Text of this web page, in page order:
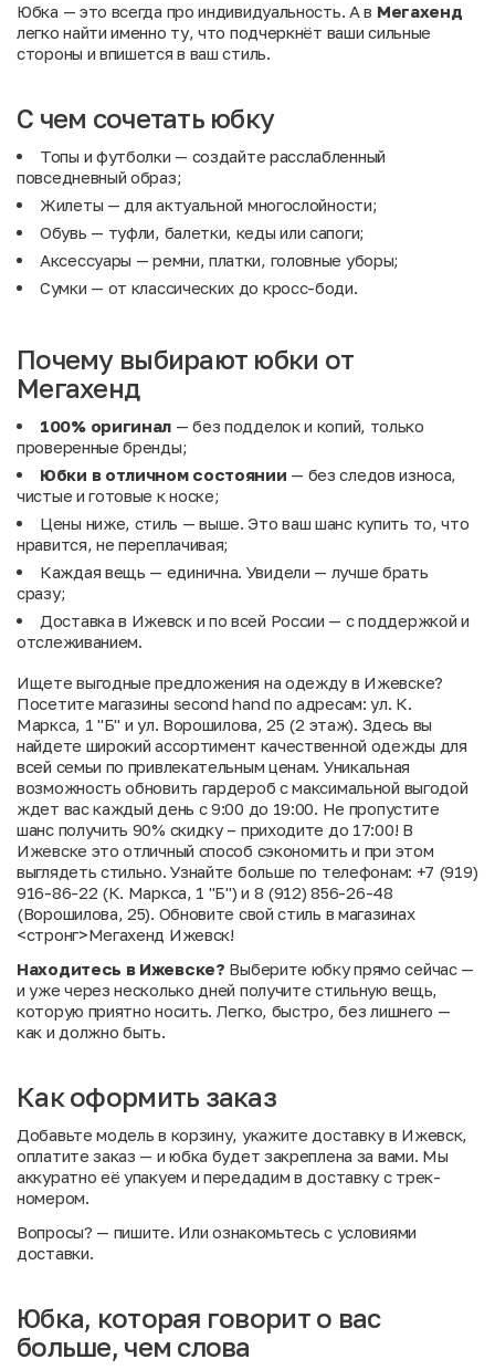
Юбка — это всегда про индивидуальность. А в Мегахенд
легко найти именно ту, что подчеркнёт ваши сильные
стороны и впишется в ваш стиль.
С чем сочетать юбку
Топы и футболки — создайте расслабленный
повседневный образ;
Жилеты — для актуальной многослойности;
Обувь — туфли, балетки, кеды или сапоги;
Аксессуары — ремни, платки, головные уборы;
Сумки — от классических до кросс-боди.
Почему выбирают юбки от
Мегахенд
100% оригинал — без подделок и копий, только
проверенные бренды;
Юбки в отличном состоянии — без следов износа,
чистые и готовые к носке;
Цены ниже, стиль — выше. Это ваш шанс купить то, что
нравится, не переплачивая;
Каждая вещь — единична. Увидели — лучше брать
сразу;
Доставка в Ижевск и по всей России — с поддержкой и
отслеживанием.
Ищете выгодные предложения на одежду в Ижевске?
Посетите магазины second hand по адресам: ул. К.
Маркса, 1 "Б" и ул. Ворошилова, 25 (2 этаж). Здесь вы
найдете широкий ассортимент качественной одежды для
всей семьи по привлекательным ценам. Уникальная
возможность обновить гардероб с максимальной выгодой
ждет вас каждый день с 9:00 до 19:00. Не пропустите
шанс получить 90% скидку – приходите до 17:00! В
Ижевске это отличный способ сэкономить и при этом
выглядеть стильно. Узнайте больше по телефонам: +7 (919)
916-86-22 (К. Маркса, 1 "Б") и 8 (912) 856-26-48
(Ворошилова, 25). Обновите свой стиль в магазинах
<стронг>Мегахенд Ижевск!
Находитесь в Ижевске? Выберите юбку прямо сейчас —
и уже через несколько дней получите стильную вещь,
которую приятно носить. Легко, быстро, без лишнего —
как и должно быть.
Как оформить заказ
Добавьте модель в корзину, укажите доставку в Ижевск,
оплатите заказ — и юбка будет закреплена за вами. Мы
аккуратно её упакуем и передадим в доставку с трек-
номером.
Вопросы? — пишите. Илиознакомьтесь с условиями
доставки.
Юбка, которая говорит о вас
больше, чем слова